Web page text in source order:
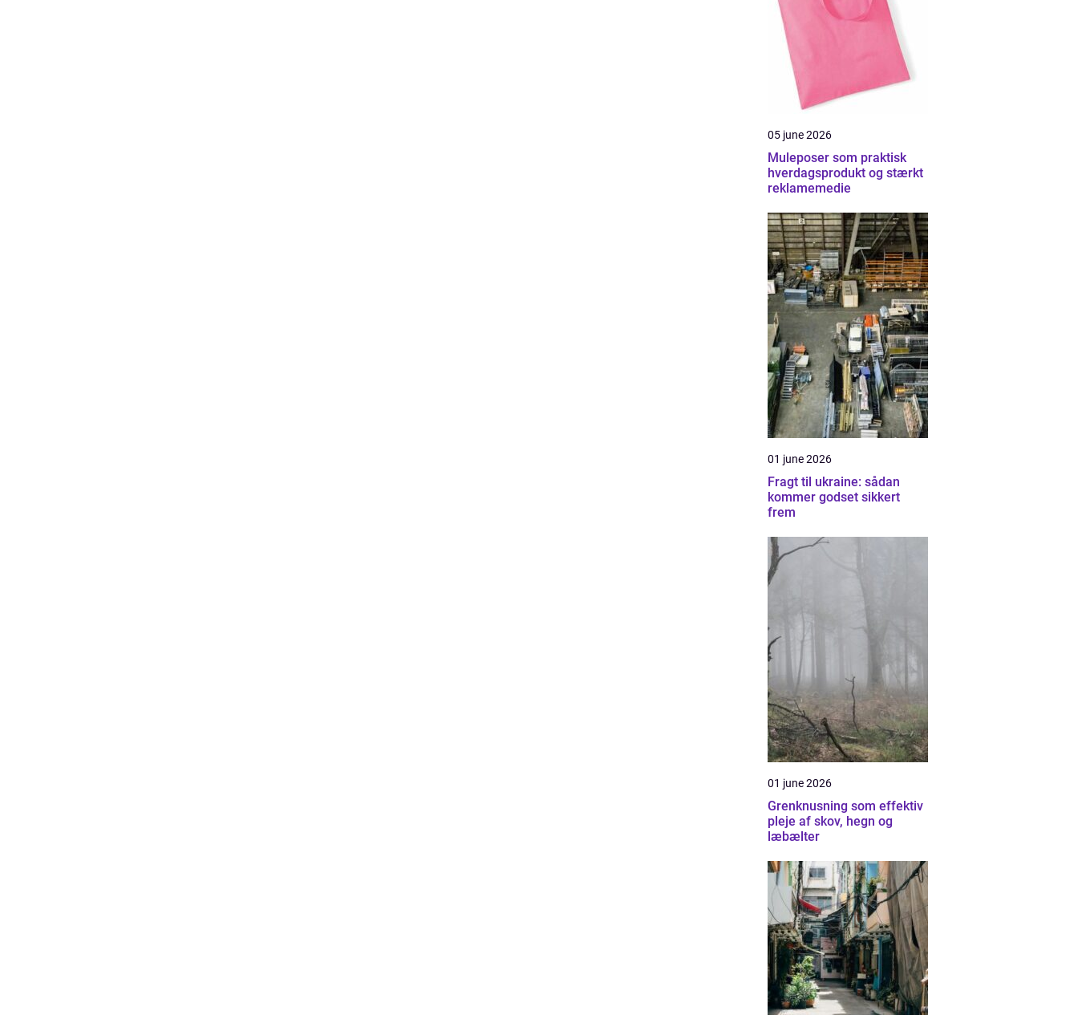
05 june 2026
Muleposer som praktisk
hverdagsprodukt og stærkt
reklamemedie
01 june 2026
Fragt til ukraine: sådan
kommer godset sikkert
frem
01 june 2026
Grenknusning som effektiv
pleje af skov, hegn og
læbælter